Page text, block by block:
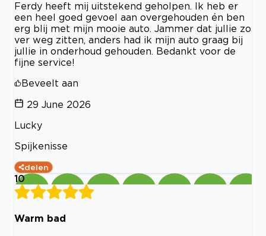
Ferdy heeft mij uitstekend geholpen. Ik heb er
een heel goed gevoel aan overgehouden én ben
erg blij met mijn mooie auto. Jammer dat jullie zo
ver weg zitten, anders had ik mijn auto graag bij
jullie in onderhoud gehouden. Bedankt voor de
fijne service!
Beveelt aan
29 June 2026
Lucky
Spijkenisse
delen
10
Warm bad